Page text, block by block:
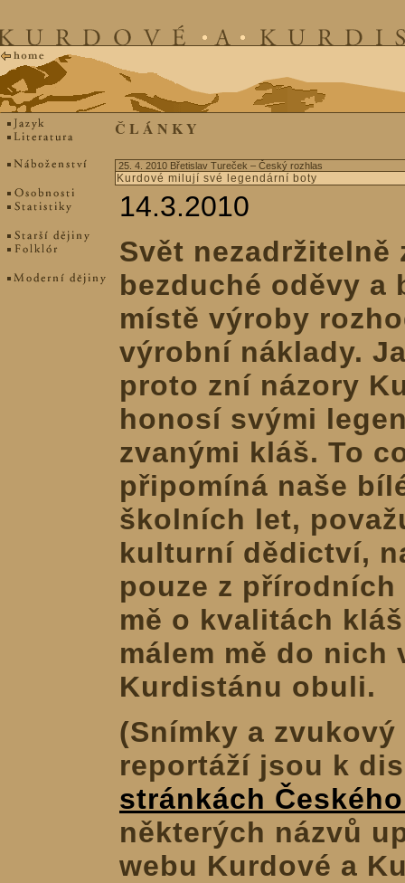
Č L Á N K Y
25. 4. 2010 Břetislav Tureček – Český rozhlas
Kurdové milují své legendární boty
14.3.2010
Svět nezadržitelně
bezduché oděvy a
místě výroby
výrobní náklady.
proto zní názory
honosí svými
zvanými kláš. To
připomíná naše
školních let,
kulturní dědictví,
pouze z
mě o kvalitách
málem mě do nich
Kurdistánu obuli.
(Snímky a
reportáží jsou k
stránkách
některých názvů
webu Kurdové a